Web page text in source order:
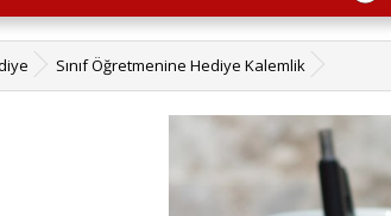
Sınıf Öğretmenine Hediye Kalemlik